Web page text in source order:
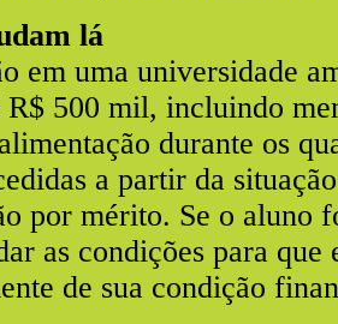
lá
em uma universidade
R$ 500 mil, incluindo
durante os
a partir da
por mérito. Se o aluno
as condições para que
de sua condição